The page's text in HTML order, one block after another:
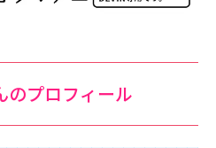
のプロフィール